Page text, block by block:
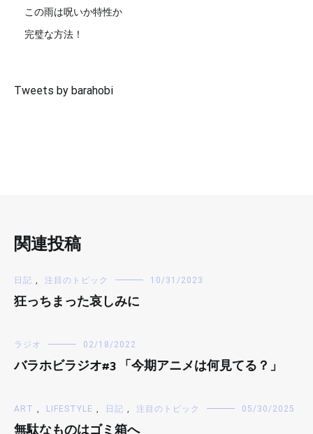
この雨は呪いか特性か
完璧な方法！
Tweets by barahobi
関連投稿
日記 , 注目のトピック 10/31/2023
狂っちまった哀しみに
ラジオ 02/18/2022
バラホビラジオ#3 「今期アニメは何見てる？」
ART , LIFESTYLE , 日記 , 注目のトピック 05/30/2025